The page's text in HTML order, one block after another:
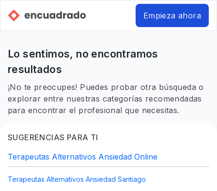
Empieza ahora
Lo sentimos, no encontramos
resultados
¡No te preocupes! Puedes probar otra búsqueda o
explorar entre nuestras categorías recomendadas
para encontrar el profesional que necesitas.
SUGERENCIAS PARA TI
Terapeutas Alternativos Ansiedad Online
Terapeutas Alternativos Ansiedad Santiago